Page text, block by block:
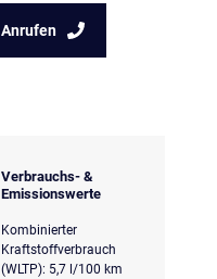
Anrufen
Verbrauchs- &
Emissionswerte
Kombinierter
Kraftstoffverbrauch
(WLTP): 5,7 l/100 km